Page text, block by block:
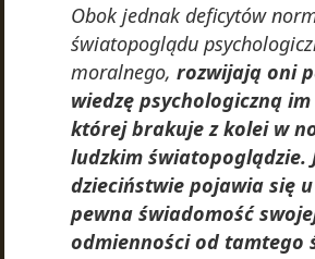
Obok jednak deficytów
światopoglądu
moralnego,rozwijają oni
wiedzę psychologiczną im
której brakuje z kolei w
ludzkim światopoglądzie.
dzieciństwie pojawia się
pewna świadomość
odmienności od tamtego